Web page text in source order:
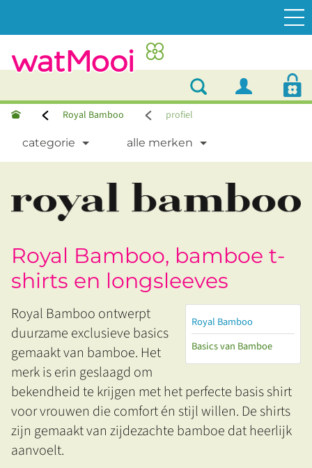
Royal Bamboo profiel
categorie alle merken
Royal Bamboo, bamboe t-
shirts en longsleeves
Royal Bamboo
Basics van Bamboe
Royal Bamboo ontwerpt
duurzame exclusieve basics
gemaakt van bamboe. Het
merk is erin geslaagd om
bekendheid te krijgen met het perfecte basis shirt
voor vrouwen die comfort én stijl willen. De shirts
zijn gemaakt van zijdezachte bamboe dat heerlijk
aanvoelt.